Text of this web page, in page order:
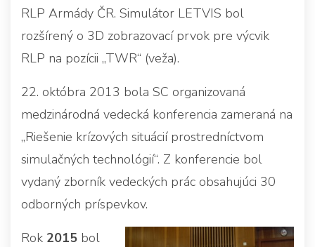
RLP Armády ČR. Simulátor LETVIS bol
rozšírený o 3D zobrazovací prvok pre výcvik
RLP na pozícii „TWR“ (veža).
22. októbra 2013 bola SC organizovaná
medzinárodná vedecká konferencia zameraná na
„Riešenie krízových situácií prostredníctvom
simulačných technológií“. Z konferencie bol
vydaný zborník vedeckých prác obsahujúci 30
odborných príspevkov.
Rok 2015 bol